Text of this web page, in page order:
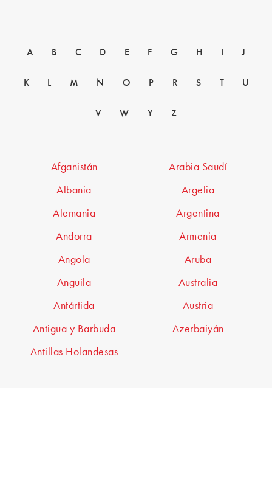
A B C D E F G H J
K L M N O P R S T U
V W Y Z
Afganistán
Albania
Alemania
Andorra
Angola
Anguila
Antártida
Antigua y Barbuda
Antillas Holandesas
Arabia Saudí
Argelia
Argentina
Armenia
Aruba
Australia
Austria
Azerbaiyán